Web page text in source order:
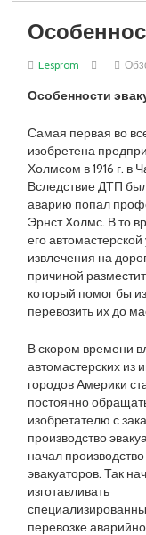
Lesprom
Особенности
Самая первая во
изобретена
Холмсом в 1916 г. в
Вследствие ДТП
аварию попал
Эрнст Холмс. В то
его
извлечения на
причиной
который помог бы
перевозить их до
В скором времени
автомастерских из
городов Америки
постоянно
изобретателю с
производство
начал производство
эвакуаторов. Так
изготавливать
перевозке